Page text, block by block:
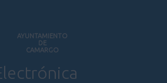
AYUNTAMIENTO
DE
CAMARGO